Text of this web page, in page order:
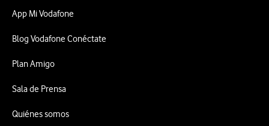
App Mi Vodafone
Blog Vodafone Conéctate
Plan Amigo
Sala de Prensa
Quiénes somos